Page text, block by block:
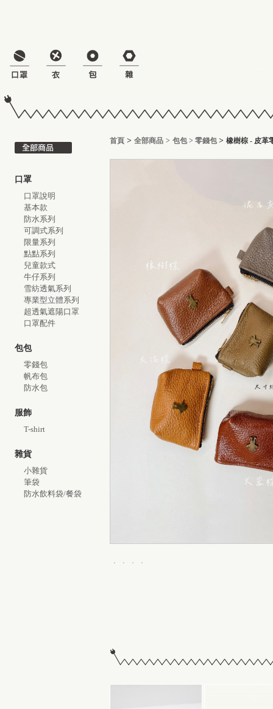
口罩
口罩說明
基本款
防水系列
可調式系列
限量系列
點點系列
兒童款式
牛仔系列
雪紡透氣系列
專業型立體系列
超透氣遮陽口罩
口罩配件
包包
零錢包
帆布包
防水包
服飾
T-shirt
雜貨
小雜貨
筆袋
防水飲料袋/餐袋
首頁 > 全部商品 > 包包 > 零錢包 > 橡樹棕 - 皮革